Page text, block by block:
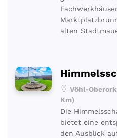
alten
Vöhl-
Km)
Die
bietet eine
den Ausblick